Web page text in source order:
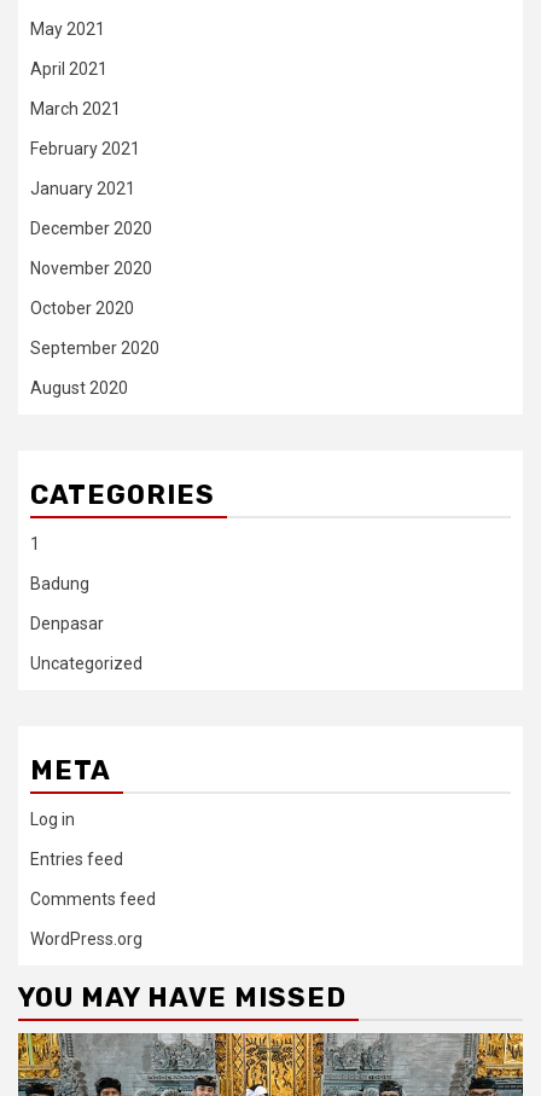
May 2021
April 2021
March 2021
February 2021
January 2021
December 2020
November 2020
October 2020
September 2020
August 2020
CATEGORIES
1
Badung
Denpasar
Uncategorized
META
Log in
Entries feed
Comments feed
WordPress.org
YOU MAY HAVE MISSED